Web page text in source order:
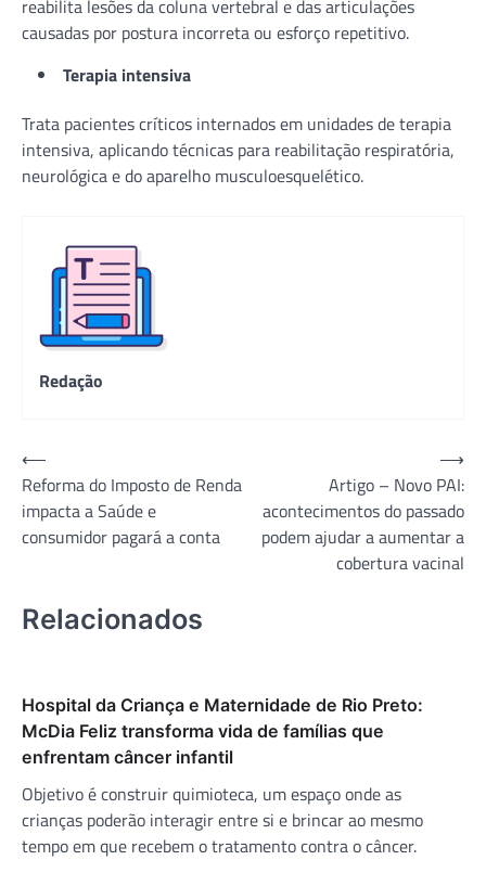
reabilita lesões da coluna vertebral e das articulações
causadas por postura incorreta ou esforço repetitivo.
Terapia intensiva
Trata pacientes críticos internados em unidades de terapia
intensiva, aplicando técnicas para reabilitação respiratória,
neurológica e do aparelho musculoesquelético.
Redação
Navegação
de
Post
⟵
Reforma do Imposto de Renda
impacta a Saúde e
consumidor pagará a conta
Artigo – Novo PAI:
acontecimentos do passado
podem ajudar a aumentar a
cobertura vacinal
⟶
Relacionados
Hospital da Criança e Maternidade de Rio Preto:
McDia Feliz transforma vida de famílias que
enfrentam câncer infantil
Objetivo é construir quimioteca, um espaço onde as
crianças poderão interagir entre si e brincar ao mesmo
tempo em que recebem o tratamento contra o câncer.